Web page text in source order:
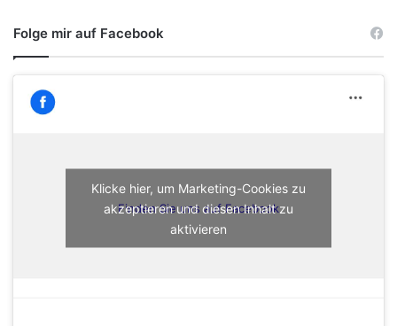
Folge mir auf Facebook
Finden Sie uns auf Facebook
Klicke hier, um Marketing-Cookies zu
akzeptieren und diesen Inhalt zu
aktivieren